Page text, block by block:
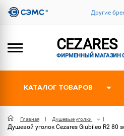
Другие
CEZARES
ФИРМЕННЫЙ МАГАЗИН
КАТАЛОГ ТОВАРОВ
Главная Душевые уголки
Душевой уголок Cezares Giubileo R2 80